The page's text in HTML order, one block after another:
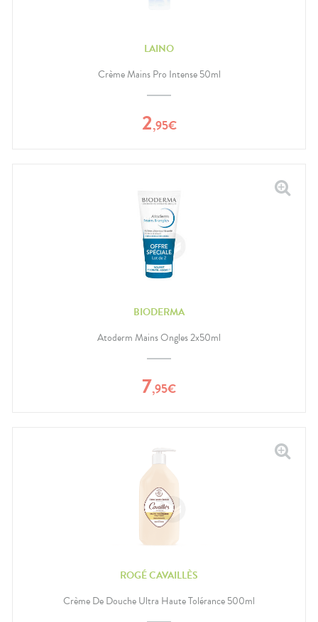
LAINO
Crème Mains Pro Intense 50ml
2,95€
BIODERMA
Atoderm Mains Ongles 2x50ml
7,95€
ROGÉ CAVAILLÈS
Crème De Douche Ultra Haute Tolérance 500ml